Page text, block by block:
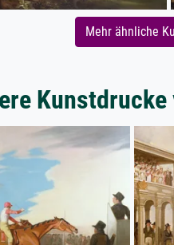
Mehr ähnliche
Kunstdrucke